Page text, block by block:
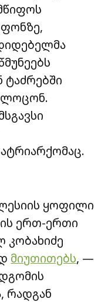
ყოფილი
ერთ-ერთი
კობახიძე
მიუთითებს, —
რადგან